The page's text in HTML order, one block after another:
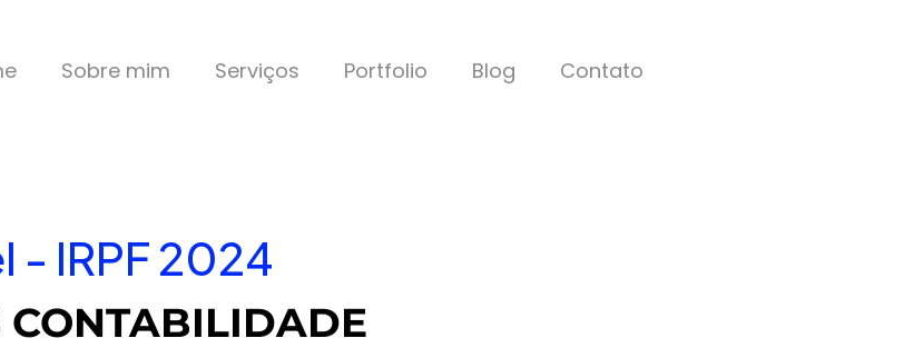
Sobre mim Serviços Portfolio Blog Contato
- IRPF 2024
CONTABILIDADE